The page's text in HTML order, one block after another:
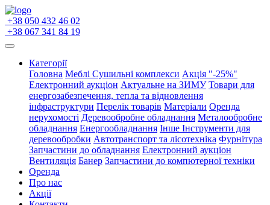
+38 050 432 46 02
+38 067 341 84 19
Категорії
Головна Меблі Сушильні комплекси Акція "-25%"
Електронний аукціон Актуальне на ЗИМУ Товари для
енергозабезпечення, тепла та відновлення
інфраструктури Перелік товарів Матеріали Оренда
нерухомості Деревообробне обладнання Металообробне
обладнання Енергообладнання Інше Інструменти для
деревообробки Автотранспорт та лісотехніка Фурнітура
Запчастини до обладнання Електронний аукціон
Вентиляція Банер Запчастини до компютерної техніки
Оренда
Про нас
Акції